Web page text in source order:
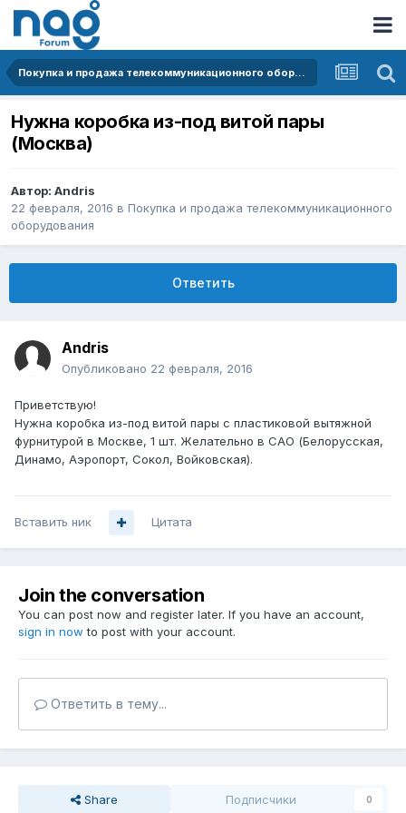
Покупка и продажа телекоммуникационного оборудования
Нужна коробка из-под витой пары
(Москва)
Автор: Andris
22 февраля, 2016 в Покупка и продажа телекоммуникационного
оборудования
Ответить
Andris
Опубликовано 22 февраля, 2016
Приветствую!
Нужна коробка из-под витой пары с пластиковой вытяжной
фурнитурой в Москве, 1 шт. Желательно в САО (Белорусская,
Динамо, Аэропорт, Сокол, Войковская).
Вставить ник Цитата
Join the conversation
You can post now and register later. If you have an account,
sign in now to post with your account.
Ответить в тему...
Share Подписчики 0